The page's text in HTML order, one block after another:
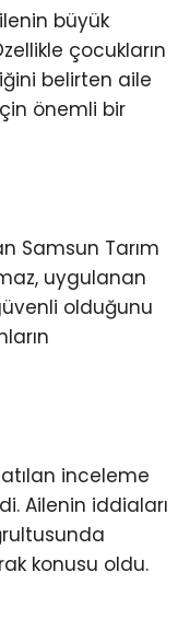
büyük
çocukların
belirten aile
önemli bir
Samsun Tarım
uygulanan
olduğunu
inceleme
Ailenin iddiaları
konusu oldu.